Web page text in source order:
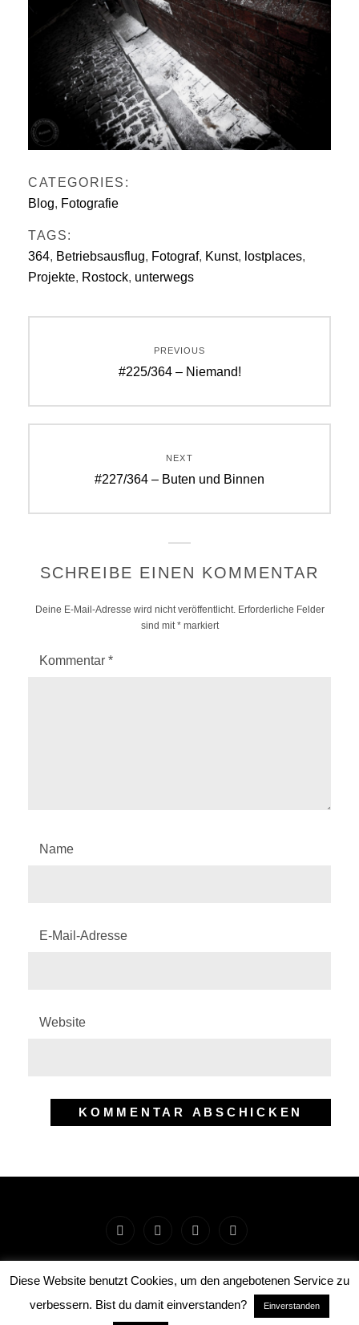
CATEGORIES:
Blog, Fotografie
TAGS:
364, Betriebsausflug, Fotograf, Kunst, lostplaces,
Projekte, Rostock, unterwegs
PREVIOUS
Previous
#225/364 – Niemand!
NEXT
Next
#227/364 – Buten und Binnen
SCHREIBE EINEN KOMMENTAR
Deine E-Mail-Adresse wird nicht veröffentlicht. Erforderliche Felder
sind mit*markiert
Kommentar *
Name
E-Mail-Adresse
Website
und
und
Leistungen
und
Events
COPYRIGHT © 2026 JENSENS WOHNZIMMERSTUDIO
THEMES
Diese Website benutzt Cookies, um den angebotenen Service zu
verbessern. Bist du damit einverstanden?
Einverstanden